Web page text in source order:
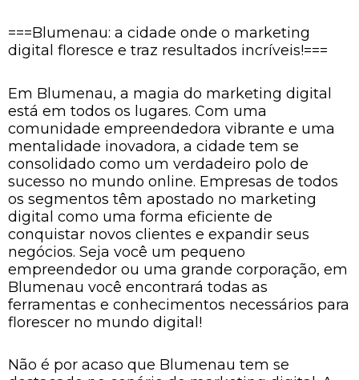
===Blumenau: a cidade onde o marketing
digital floresce e traz resultados incríveis!===
Em Blumenau, a magia do marketing digital
está em todos os lugares. Com uma
comunidade empreendedora vibrante e uma
mentalidade inovadora, a cidade tem se
consolidado como um verdadeiro polo de
sucesso no mundo online. Empresas de todos
os segmentos têm apostado no marketing
digital como uma forma eficiente de
conquistar novos clientes e expandir seus
negócios. Seja você um pequeno
empreendedor ou uma grande corporação, em
Blumenau você encontrará todas as
ferramentas e conhecimentos necessários para
florescer no mundo digital!
Não é por acaso que Blumenau tem se